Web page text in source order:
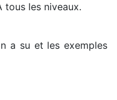
tous les niveaux.
a su et les exemples